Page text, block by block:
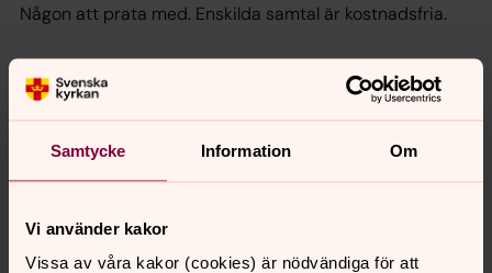
Samtycke Information Om
Vi använder kakor
Vissa av våra kakor (cookies) är nödvändiga för att
Någon att prata med. Enskilda samtal är kostnadsfria.
Be på webben
Gå in på Bönewebben här nedanför. Här kan du bland
kan hjälpa dig med